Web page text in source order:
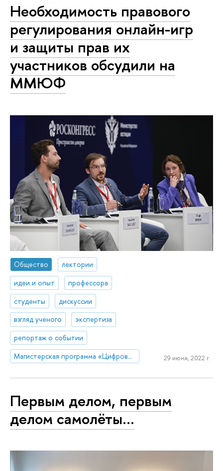
Необходимость правового
регулирования онлайн-игр
и защиты прав их
участников обсудили на
ММЮФ
Общество
лектории
идеи и опыт
профессора
студенты
дискуссии
взгляд ученого
экспертиза
репортаж о событии
Магистерская программа «Цифровое право»
29 июня, 2022 г.
Первым делом, первым
делом самолёты…